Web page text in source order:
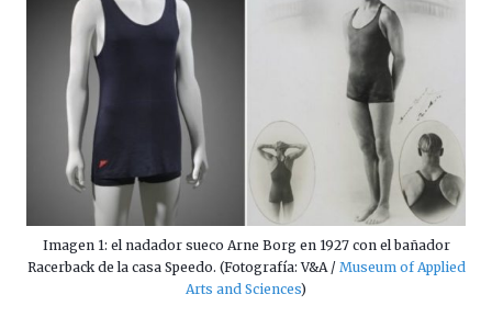
Imagen 1: el nadador sueco Arne Borg en 1927 con el bañador
Racerback de la casa Speedo. (Fotografía: V&A / Museum of Applied
Arts and Sciences)